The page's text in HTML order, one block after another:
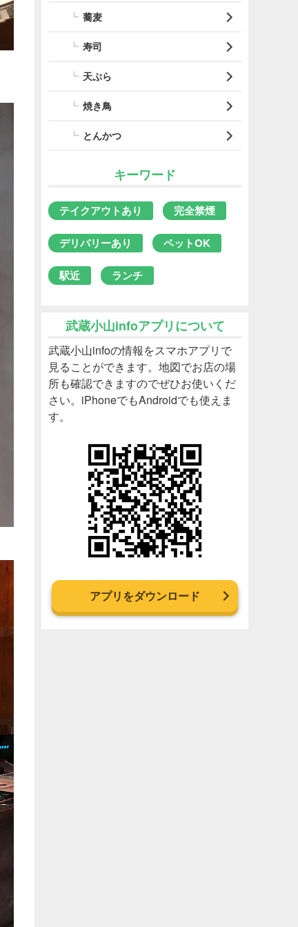
蕎麦
寿司
天ぷら
焼き鳥
とんかつ
キーワード
テイクアウトあり 完全禁煙
デリバリーあり ペットOK
駅近 ランチ
武蔵小山infoアプリについて
武蔵小山infoの情報をスマホアプリで
見ることができます。地図でお店の場
所も確認できますのでぜひお使いくだ
さい。iPhoneでもAndroidでも使えま
す。
アプリをダウンロード